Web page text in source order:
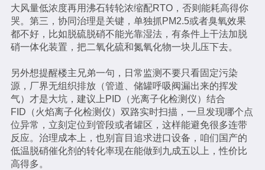
大风量低浓度再用沸石转轮浓缩配RTO，否则能耗高得你
哭。第三，协同治理是关键，单独抓PM2.5或者臭氧效果
都不好，比如脱硫脱硝不能光靠湿法，有条件上干法加脱
硝一体化装置，把二氧化硫和氮氧化物一块儿压下去。
另外想提醒楼主兄弟一句，日常监测不要只看固定污染
源，厂界无组织排放（管道、储罐呼吸阀漏出来的挥发
气）才是大坑，建议上PID（光离子化检测仪）结合
FID（火焰离子化检测仪）双路实时扫描，一旦发现哪个点
位异常，立刻定位到管段或者罐区，这样能避免很多连带
反应。治理成本上，也别盲目追求进口设备，咱们国产的
低温脱硝催化剂的转化率现在能做到九成五以上，性价比
高得多。